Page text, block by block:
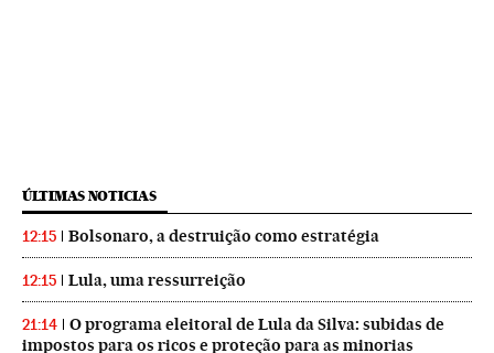
ÚLTIMAS NOTICIAS
12:15 Bolsonaro, a destruição como estratégia
12:15 Lula, uma ressurreição
21:14
O programa eleitoral de Lula da Silva: subidas de
impostos para os ricos e proteção para as minorias